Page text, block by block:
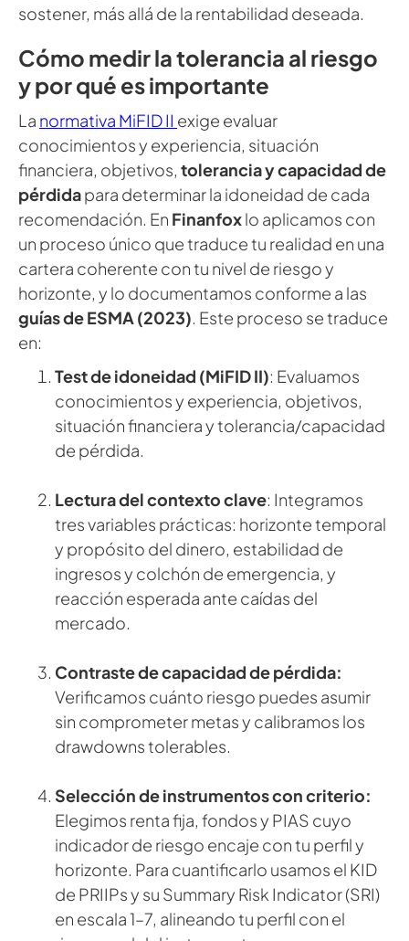
sostener, más allá de la rentabilidad deseada.
Cómo medir la tolerancia al riesgo
y por qué es importante​
La normativa MiFID II exige evaluar
conocimientos y experiencia, situación
financiera, objetivos, tolerancia y capacidad de
pérdidapara determinar la idoneidad de cada
recomendación. En Finanfoxlo aplicamos con
un proceso único que traduce tu realidad en una
cartera coherente con tu nivel de riesgo y
horizonte, y lo documentamos conforme a las
guías de ESMA (2023). Este proceso se traduce
en:
Test de idoneidad (MiFID II): Evaluamos
conocimientos y experiencia, objetivos,
situación financiera y tolerancia/capacidad
de pérdida.
Lectura del contexto clave: Integramos
tres variables prácticas: horizonte temporal
y propósito del dinero, estabilidad de
ingresos y colchón de emergencia, y
reacción esperada ante caídas del
mercado.
Contraste de capacidad de pérdida:
Verificamos cuánto riesgo puedes asumir
sin comprometer metas y calibramos los
drawdowns tolerables.
Selección de instrumentos con criterio:
Elegimos renta fija, fondos y PIAS cuyo
indicador de riesgo encaje con tu perfil y
horizonte. Para cuantificarlo usamos el KID
de PRIIPs y su Summary Risk Indicator (SRI)
en escala 1–7, alineando tu perfil con el